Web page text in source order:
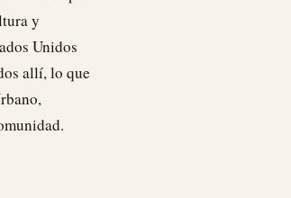
y
Unidos
allí, lo que